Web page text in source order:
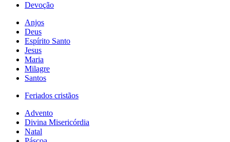
Devoção
Anjos
Deus
Espírito Santo
Jesus
Maria
Milagre
Santos
Feriados cristãos
Advento
Divina Misericórdia
Natal